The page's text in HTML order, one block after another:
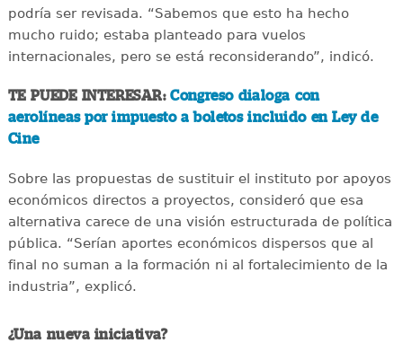
podría ser revisada. “Sabemos que esto ha hecho
mucho ruido; estaba planteado para vuelos
internacionales, pero se está reconsiderando”, indicó.
TE PUEDE INTERESAR:Congreso dialoga con
aerolíneas por impuesto a boletos incluido en Ley de
Cine
Sobre las propuestas de sustituir el instituto por apoyos
económicos directos a proyectos, consideró que esa
alternativa carece de una visión estructurada de política
pública. “Serían aportes económicos dispersos que al
final no suman a la formación ni al fortalecimiento de la
industria”, explicó.
¿Una nueva iniciativa?